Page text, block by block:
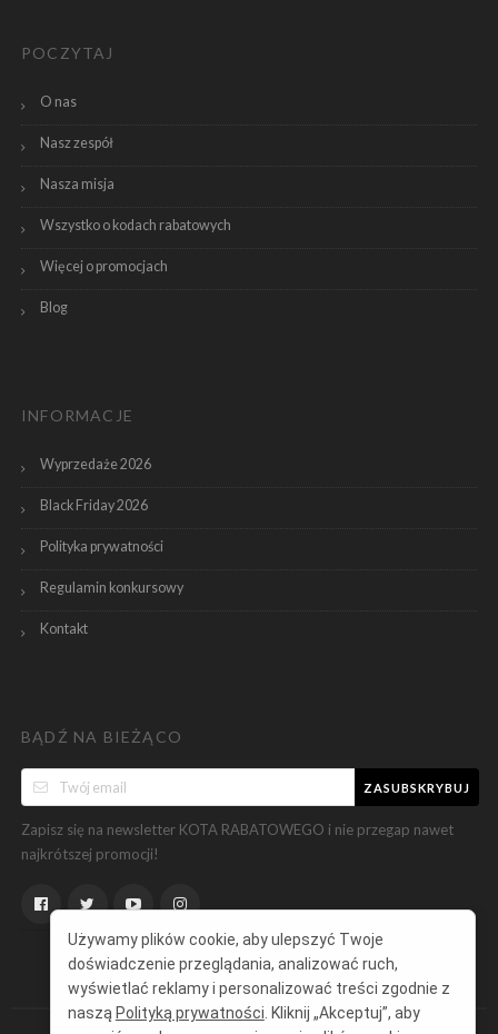
POCZYTAJ
O nas
Nasz zespół
Nasza misja
Wszystko o kodach rabatowych
Więcej o promocjach
Blog
INFORMACJE
Wyprzedaże 2026
Black Friday 2026
Polityka prywatności
Regulamin konkursowy
Kontakt
BĄDŹ NA BIEŻĄCO
ZASUBSKRYBUJ
Zapisz się na newsletter KOTA RABATOWEGO i nie przegap nawet
najkrótszej promocji!
Używamy plików cookie, aby ulepszyć Twoje
doświadczenie przeglądania, analizować ruch,
wyświetlać reklamy i personalizować treści zgodnie z
naszą Polityką prywatności . Kliknij „Akceptuj”, aby